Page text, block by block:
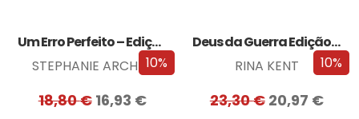
10%
Um Erro Perfeito – Edição com EDGES
STEPHANIE ARCHER
18,80€ 16,93 €
10%
Deus da Guerra Edição com EDGES
RINA KENT
23,30€ 20,97 €